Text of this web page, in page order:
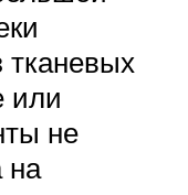
тканевых
или
не
на